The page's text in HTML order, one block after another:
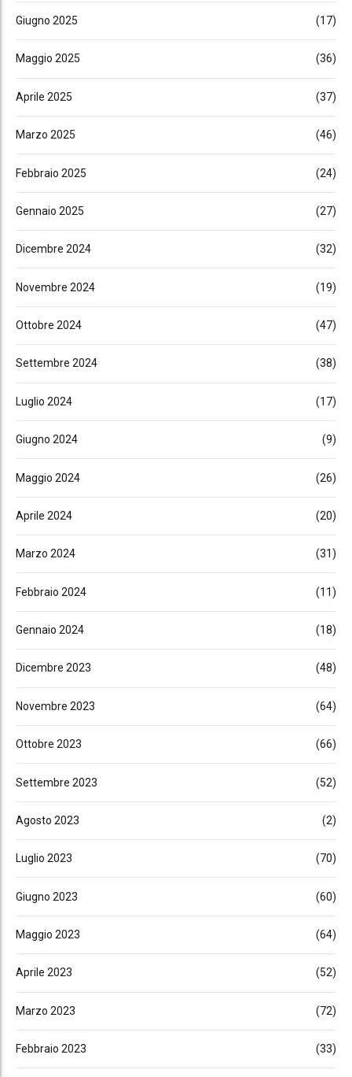
Giugno 2025 (17)
Maggio 2025 (36)
Aprile 2025 (37)
Marzo 2025 (46)
Febbraio 2025 (24)
Gennaio 2025 (27)
Dicembre 2024 (32)
Novembre 2024 (19)
Ottobre 2024 (47)
Settembre 2024 (38)
Luglio 2024 (17)
Giugno 2024 (9)
Maggio 2024 (26)
Aprile 2024 (20)
Marzo 2024 (31)
Febbraio 2024 (11)
Gennaio 2024 (18)
Dicembre 2023 (48)
Novembre 2023 (64)
Ottobre 2023 (66)
Settembre 2023 (52)
Agosto 2023 (2)
Luglio 2023 (70)
Giugno 2023 (60)
Maggio 2023 (64)
Aprile 2023 (52)
Marzo 2023 (72)
Febbraio 2023 (33)